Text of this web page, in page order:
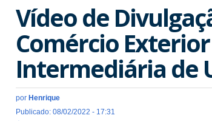
Vídeo de
Comércio
Intermediária de
por Henrique
Publicado: 08/02/2022 - 17:31